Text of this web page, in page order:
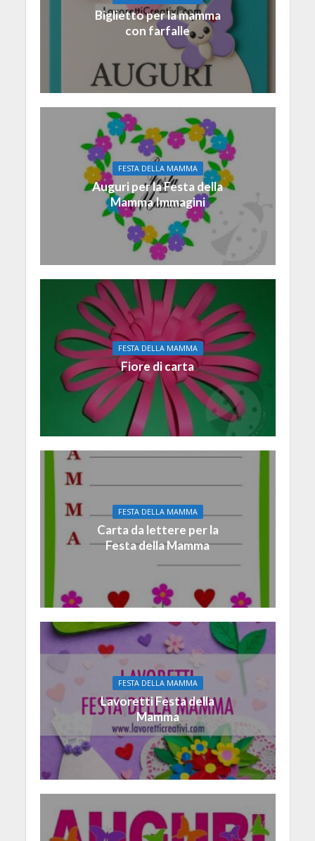
Biglietto per la mamma
con farfalle
FESTA DELLA MAMMA
Auguri per la Festa della
Mamma Immagini
FESTA DELLA MAMMA
Fiore di carta
FESTA DELLA MAMMA
Carta da lettere per la
Festa della Mamma
FESTA DELLA MAMMA
Lavoretti Festa della
Mamma